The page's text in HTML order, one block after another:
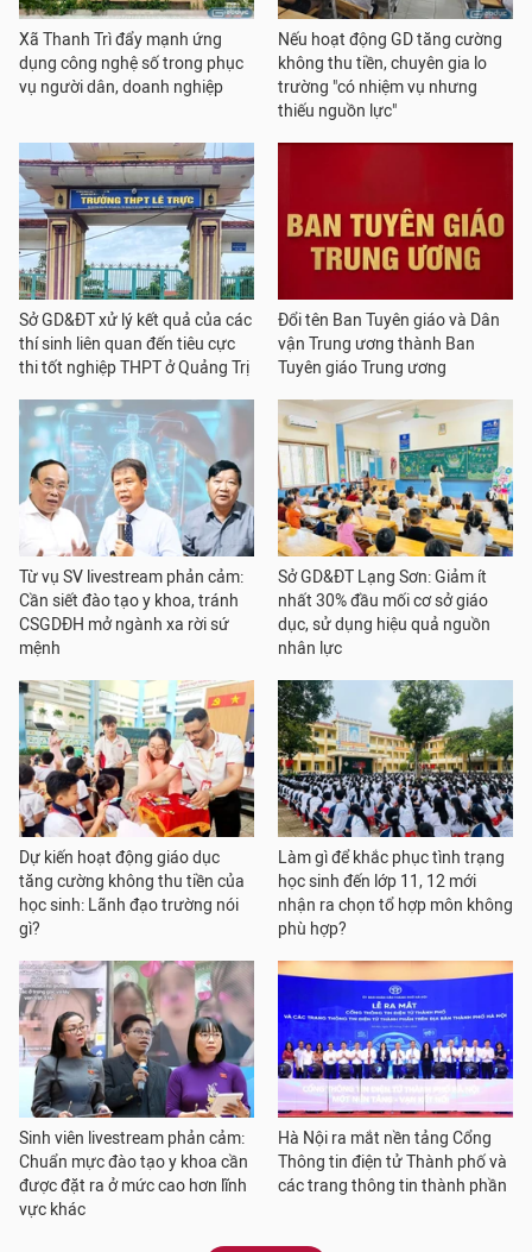
Xã Thanh Trì đẩy mạnh ứng
dụng công nghệ số trong phục
vụ người dân, doanh nghiệp
Nếu hoạt động GD tăng cường
không thu tiền, chuyên gia lo
trường "có nhiệm vụ nhưng
thiếu nguồn lực"
Sở GD&ĐT xử lý kết quả của các
thí sinh liên quan đến tiêu cực
thi tốt nghiệp THPT ở Quảng Trị
Đổi tên Ban Tuyên giáo và Dân
vận Trung ương thành Ban
Tuyên giáo Trung ương
Từ vụ SV livestream phản cảm:
Cần siết đào tạo y khoa, tránh
CSGDĐH mở ngành xa rời sứ
mệnh
Sở GD&ĐT Lạng Sơn: Giảm ít
nhất 30% đầu mối cơ sở giáo
dục, sử dụng hiệu quả nguồn
nhân lực
Dự kiến hoạt động giáo dục
tăng cường không thu tiền của
học sinh: Lãnh đạo trường nói
gì?
Làm gì để khắc phục tình trạng
học sinh đến lớp 11, 12 mới
nhận ra chọn tổ hợp môn không
phù hợp?
Sinh viên livestream phản cảm:
Chuẩn mực đào tạo y khoa cần
được đặt ra ở mức cao hơn lĩnh
vực khác
Hà Nội ra mắt nền tảng Cổng
Thông tin điện tử Thành phố và
các trang thông tin thành phần